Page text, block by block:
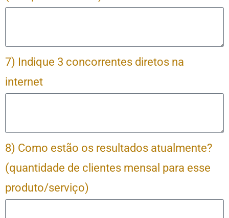
7) Indique 3 concorrentes diretos na
internet
8) Como estão os resultados atualmente?
(quantidade de clientes mensal para esse
produto/serviço)